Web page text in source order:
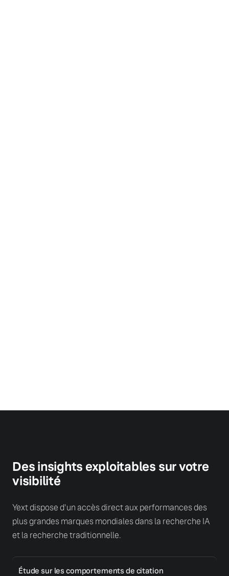
Des insights exploitables sur votre
visibilité
Yext dispose d'un accès direct aux performances des
plus grandes marques mondiales dans la recherche IA
et la recherche traditionnelle.
Étude sur les comportements de citation